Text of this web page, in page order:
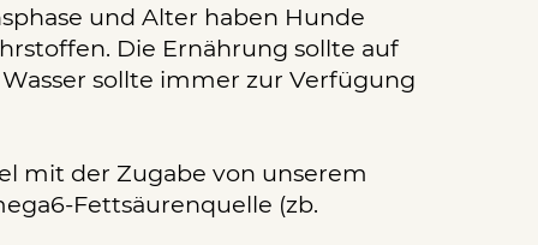
und Alter haben Hunde
Die Ernährung sollte auf
sollte immer zur Verfügung
mit der Zugabe von unserem
Fettsäurenquelle (zb.